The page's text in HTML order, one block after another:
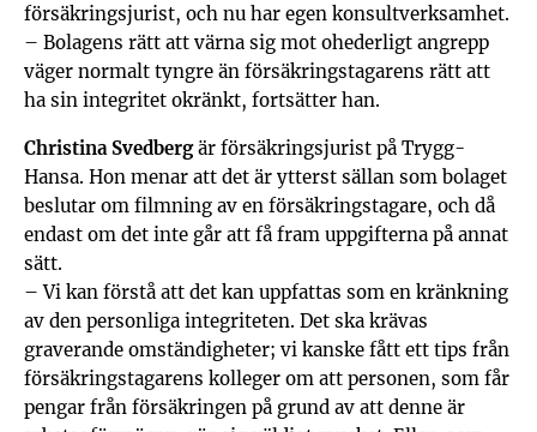
försäkringsjurist, och nu har egen konsultverksamhet.
– Bolagens rätt att värna sig mot ohederligt angrepp
väger normalt tyngre än försäkringstagarens rätt att
ha sin integritet okränkt, fortsätter han.
Christina Svedbergär försäkringsjurist på Trygg-
Hansa. Hon menar att det är ytterst sällan som bolaget
beslutar om filmning av en försäkringstagare, och då
endast om det inte går att få fram uppgifterna på annat
sätt.
– Vi kan förstå att det kan uppfattas som en kränkning
av den personliga integriteten. Det ska krävas
graverande omständigheter; vi kanske fått ett tips från
försäkringstagarens kolleger om att personen, som får
pengar från försäkringen på grund av att denne är